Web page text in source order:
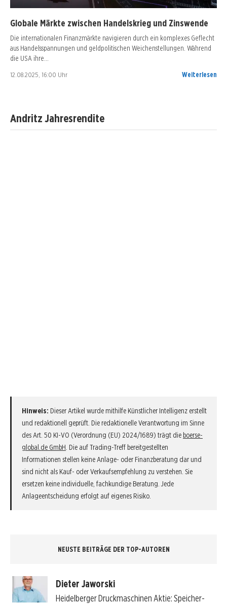
Globale Märkte zwischen Handelskrieg und Zinswende
Die internationalen Finanzmärkte navigieren durch ein komplexes Geflecht
aus Handelsspannungen und geldpolitischen Weichenstellungen. Während
die USA ihre…
12.08.2025, 16:00 Uhr Weiterlesen
Andritz Jahresrendite
Hinweis: Dieser Artikel wurde mithilfe Künstlicher Intelligenz erstellt
und redaktionell geprüft. Die redaktionelle Verantwortung im Sinne
des Art. 50 KI-VO (Verordnung (EU) 2024/1689) trägt die boerse-
global.de GmbH. Die auf Trading-Treff bereitgestellten
Informationen stellen keine Anlage- oder Finanzberatung dar und
sind nicht als Kauf- oder Verkaufsempfehlung zu verstehen. Sie
ersetzen keine individuelle, fachkundige Beratung. Jede
Anlageentscheidung erfolgt auf eigenes Risiko.
NEUSTE BEITRÄGE DER TOP-AUTOREN
Dieter Jaworski
Heidelberger Druckmaschinen Aktie: Speicher-